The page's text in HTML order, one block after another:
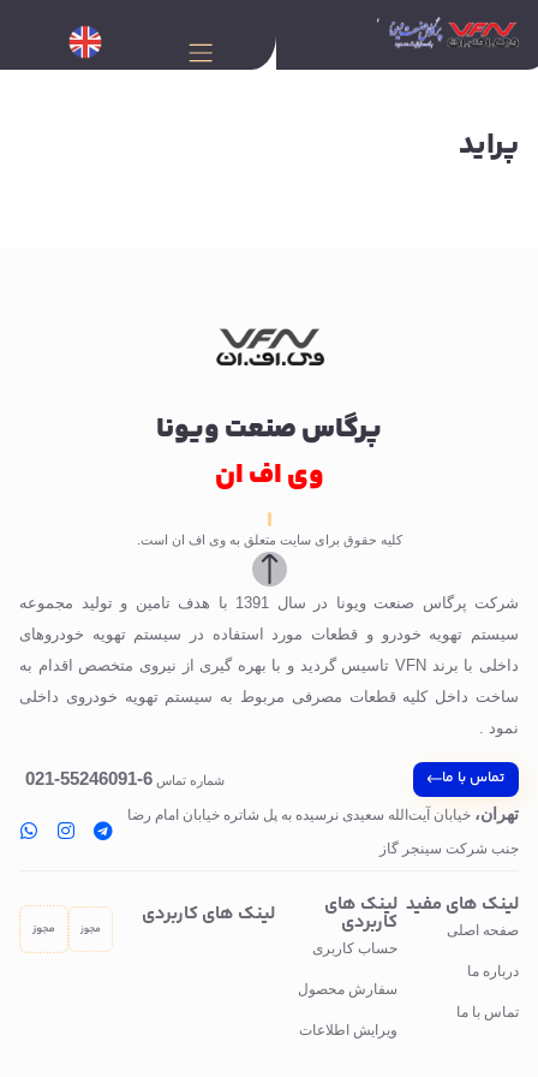
پراید
پرگاس صنعت ویونا
وی اف ان
کلیه حقوق برای سایت متعلق به وی اف ان است.
شرکت پرگاس صنعت ویونا در سال 1391 با هدف تامین و تولید مجموعه
سیستم تهویه خودرو و قطعات مورد استفاده در سیستم تهویه خودروهای
داخلی با برند VFN تاسیس گردید و با بهره گیری از نیروی متخصص اقدام به
ساخت داخل کلیه قطعات مصرفی مربوط به سیستم تهویه خودروی داخلی
نمود .
تماس با ما شماره تماس 6-55246091-021
تهران، خیابان آیت‌الله سعیدی نرسیده به پل‌ شاتره خیابان امام رضا
جنب شرکت سینجر گاز
لینک های مفید
صفحه اصلی
درباره ما
تماس با ما
لینک های
کاربردی
حساب کاربری
سفارش محصول
ویرایش اطلاعات
لینک های کاربردی